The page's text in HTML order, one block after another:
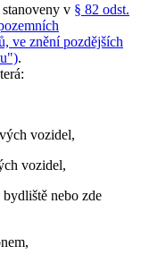
v § 82 odst.
ve znění pozdějších
.
vozidel,
vozidel,
nebo zde